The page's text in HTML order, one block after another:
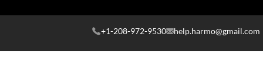
+1-208-972-9530 help.harmo@gmail.com